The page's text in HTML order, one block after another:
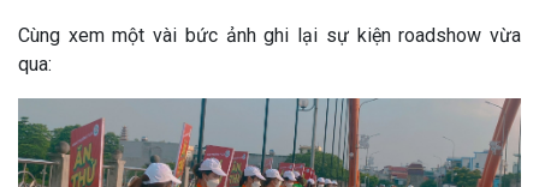
Cùng xem một vài bức ảnh ghi lại sự kiện roadshow vừa
qua: